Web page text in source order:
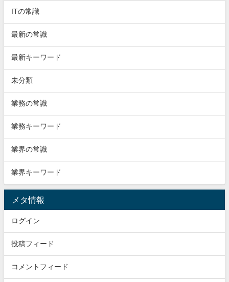
ITの常識
最新の常識
最新キーワード
未分類
業務の常識
業務キーワード
業界の常識
業界キーワード
メタ情報
ログイン
投稿フィード
コメントフィード